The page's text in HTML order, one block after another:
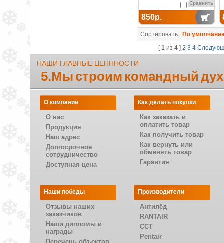
Сравнить
850р.
Сортировать: По
[1из 4] 2 3 4
НАШИ ГЛАВНЫЕ ЦЕНННОСТИ
5.Мы строим командный
О компании
О нас
Продукция
Наш адрес
Долгосрочное
сотрудничество
Доступная цена
Как делать покупки
Как заказать и
оплатить товар
Как получить товар
Как вернуть или
обменять товар
Гарантия
Наши победы
Отзывы наших
заказчиков
Наши дипломы и
награды
Производители
Антилёд
RANTAIR
CCT
Pentair